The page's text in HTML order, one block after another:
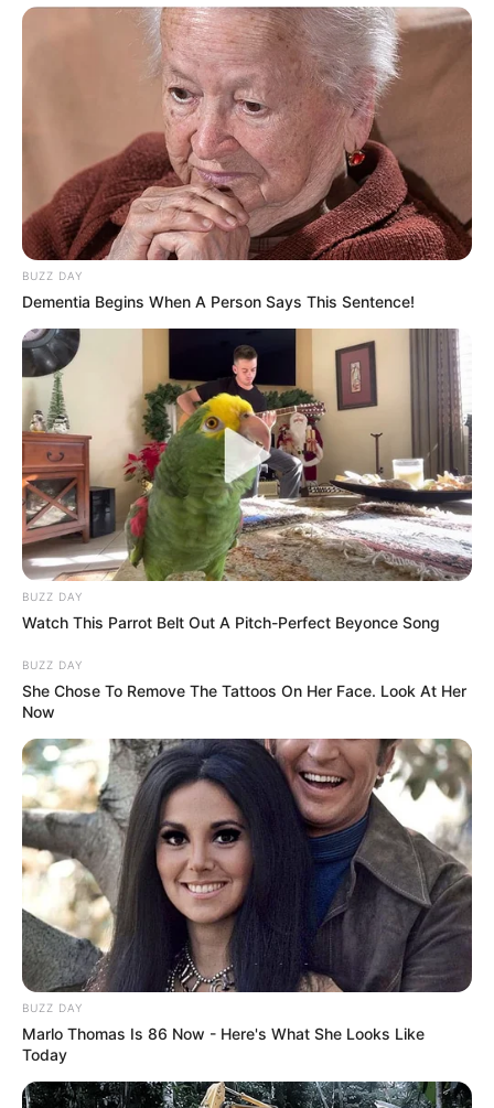
BUZZ DAY
Dementia Begins When A Person Says This Sentence!
BUZZ DAY
Watch This Parrot Belt Out A Pitch-Perfect Beyonce Song
BUZZ DAY
She Chose To Remove The Tattoos On Her Face. Look At Her
Now
BUZZ DAY
Marlo Thomas Is 86 Now - Here's What She Looks Like
Today